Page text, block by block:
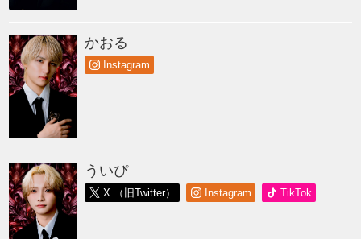
かおる
Instagram
ういぴ
X （旧Twitter） Instagram TikTok